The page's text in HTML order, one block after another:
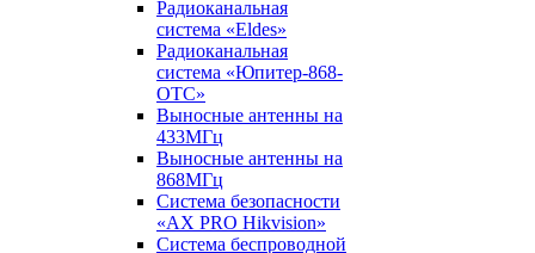
Радиоканальная
система «Eldes»
Радиоканальная
система «Юпитер-868-
ОТС»
Выносные антенны на
433МГц
Выносные антенны на
868МГц
Система безопасности
«AX PRO Hikvision»
Система беспроводной